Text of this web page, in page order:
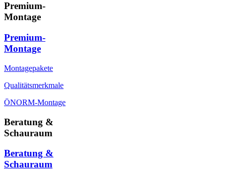
Premium-
Montage
Premium-
Montage
Montagepakete
Qualitätsmerkmale
ÖNORM-Montage
Beratung &
Schauraum
Beratung &
Schauraum